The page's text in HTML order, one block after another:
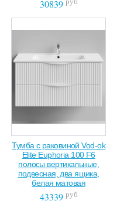
30839
Тумба с раковиной Vod-ok
Elite Euphoria 100 F6
полосы вертикальные,
подвесная, два ящика,
белая матовая
43339 руб